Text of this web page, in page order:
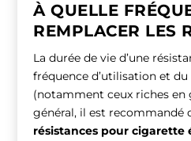
À QUELLE
REMPLACER LES
La durée de vie d’une
fréquence d’utilisation et
(notamment ceux riches en
général, il est recommandé
résistances pour cigarette